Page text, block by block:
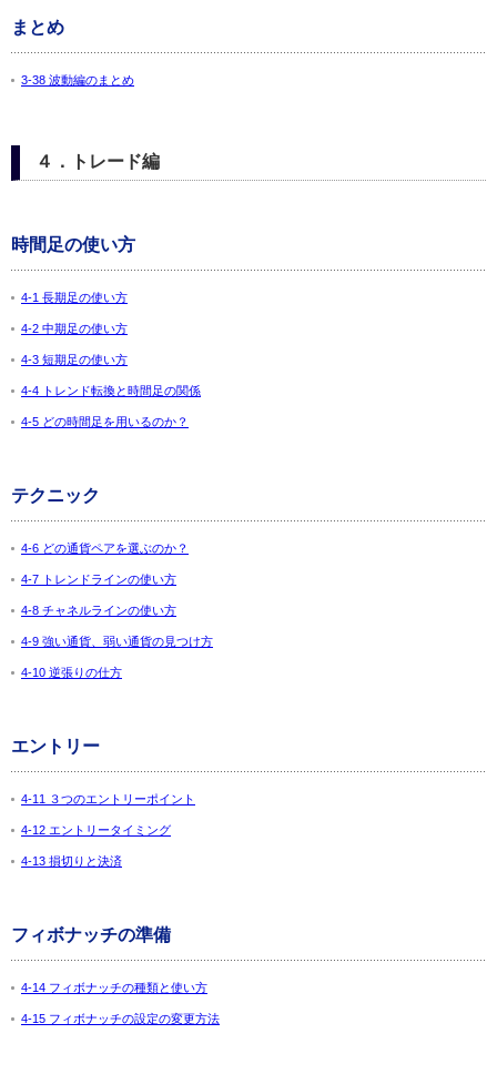
まとめ
3-38 波動編のまとめ
４．トレード編
時間足の使い方
4-1 長期足の使い方
4-2 中期足の使い方
4-3 短期足の使い方
4-4 トレンド転換と時間足の関係
4-5 どの時間足を用いるのか？
テクニック
4-6 どの通貨ペアを選ぶのか？
4-7 トレンドラインの使い方
4-8 チャネルラインの使い方
4-9 強い通貨、弱い通貨の見つけ方
4-10 逆張りの仕方
エントリー
4-11 ３つのエントリーポイント
4-12 エントリータイミング
4-13 損切りと決済
フィボナッチの準備
4-14 フィボナッチの種類と使い方
4-15 フィボナッチの設定の変更方法